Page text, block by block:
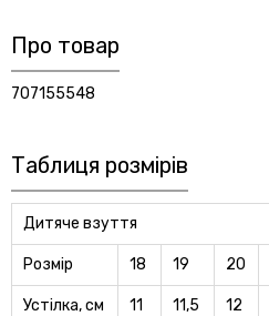
Про товар
707155548
Таблиця розмірів
Дитяче взуття
Розмір 18 19 20
Устілка, см 11 11,5 12